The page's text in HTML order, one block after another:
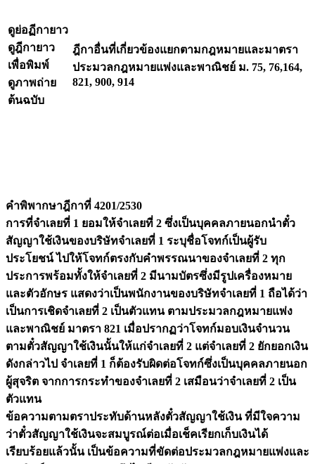
ดูย่อฏีกายาว
ดูฎีกายาว
เพื่อพิมพ์
ดูภาพถ่าย
ต้นฉบับ
ฎีกาอื่นที่เกี่ยวข้องแยกตามกฎหมายและมาตรา
ประมวลกฎหมายแพ่งและพาณิชย์ ม. 75, 76,164,
821, 900, 914
คำพิพากษาฎีกาที่ 4201/2530
การที่จำเลยที่ 1 ยอมให้จำเลยที่ 2 ซึ่งเป็นบุคคลภายนอกนำตั๋ว
สัญญาใช้เงินของบริษัทจำเลยที่ 1 ระบุชื่อโจทก์เป็นผู้รับ
ประโยชน์ ไปให้โจทก์ตรงกับคำพรรณนาของจำเลยที่ 2 ทุก
ประการพร้อมทั้งให้จำเลยที่ 2 มีนามบัตรซึ่งมีรูปเครื่องหมาย
และตัวอักษร แสดงว่าเป็นพนักงานของบริษัทจำเลยที่ 1 ถือได้ว่า
เป็นการเชิดจำเลยที่ 2 เป็นตัวแทน ตามประมวลกฎหมายแพ่ง
และพาณิชย์ มาตรา 821 เมื่อปรากฏว่าโจทก์มอบเงินจำนวน
ตามตั๋วสัญญาใช้เงินนั้นให้แก่จำเลยที่ 2 แต่จำเลยที่ 2 ยักยอกเงิน
ดังกล่าวไป จำเลยที่ 1 ก็ต้องรับผิดต่อโจทก์ซึ่งเป็นบุคคลภายนอก
ผู้สุจริต จากการกระทำของจำเลยที่ 2 เสมือนว่าจำเลยที่ 2 เป็น
ตัวแทน
ข้อความตามตราประทับด้านหลังตั๋วสัญญาใช้เงิน ที่มีใจความ
ว่าตั๋วสัญญาใช้เงินจะสมบูรณ์ต่อเมื่อเช็คเรียกเก็บเงินได้
เรียบร้อยแล้วนั้น เป็นข้อความที่ขัดต่อประมวลกฎหมายแพ่งและ